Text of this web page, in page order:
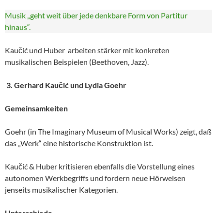
Musik „geht weit über jede denkbare Form von Partitur
hinaus“.
Kaučić und Huber arbeiten stärker mit konkreten
musikalischen Beispielen (Beethoven, Jazz).
3. Gerhard Kaučić und Lydia Goehr
Gemeinsamkeiten
Goehr (in The Imaginary Museum of Musical Works) zeigt, daß
das „Werk“ eine historische Konstruktion ist.
Kaučić & Huber kritisieren ebenfalls die Vorstellung eines
autonomen Werkbegriffs und fordern neue Hörweisen
jenseits musikalischer Kategorien.